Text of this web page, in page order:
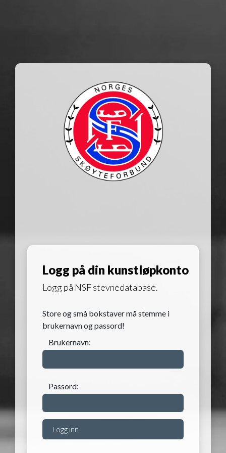
Logg på din kunstløpkonto
Logg på NSF stevnedatabase.
Store og små bokstaver må stemme i
brukernavn og passord!
Brukernavn:
Passord: